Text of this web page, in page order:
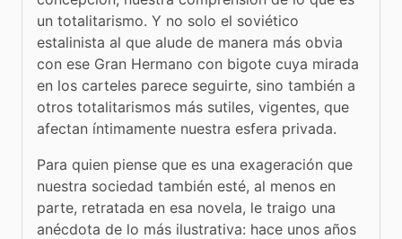
un totalitarismo. Y no solo el soviético
estalinista al que alude de manera más obvia
con ese Gran Hermano con bigote cuya mirada
en los carteles parece seguirte, sino también a
otros totalitarismos más sutiles, vigentes, que
afectan íntimamente nuestra esfera privada.
Para quien piense que es una exageración que
nuestra sociedad también esté, al menos en
parte, retratada en esa novela, le traigo una
anécdota de lo más ilustrativa: hace unos años